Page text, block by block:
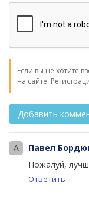
Если вы не хотите
на сайте.
A Павел
Пожалуй,
Ответить